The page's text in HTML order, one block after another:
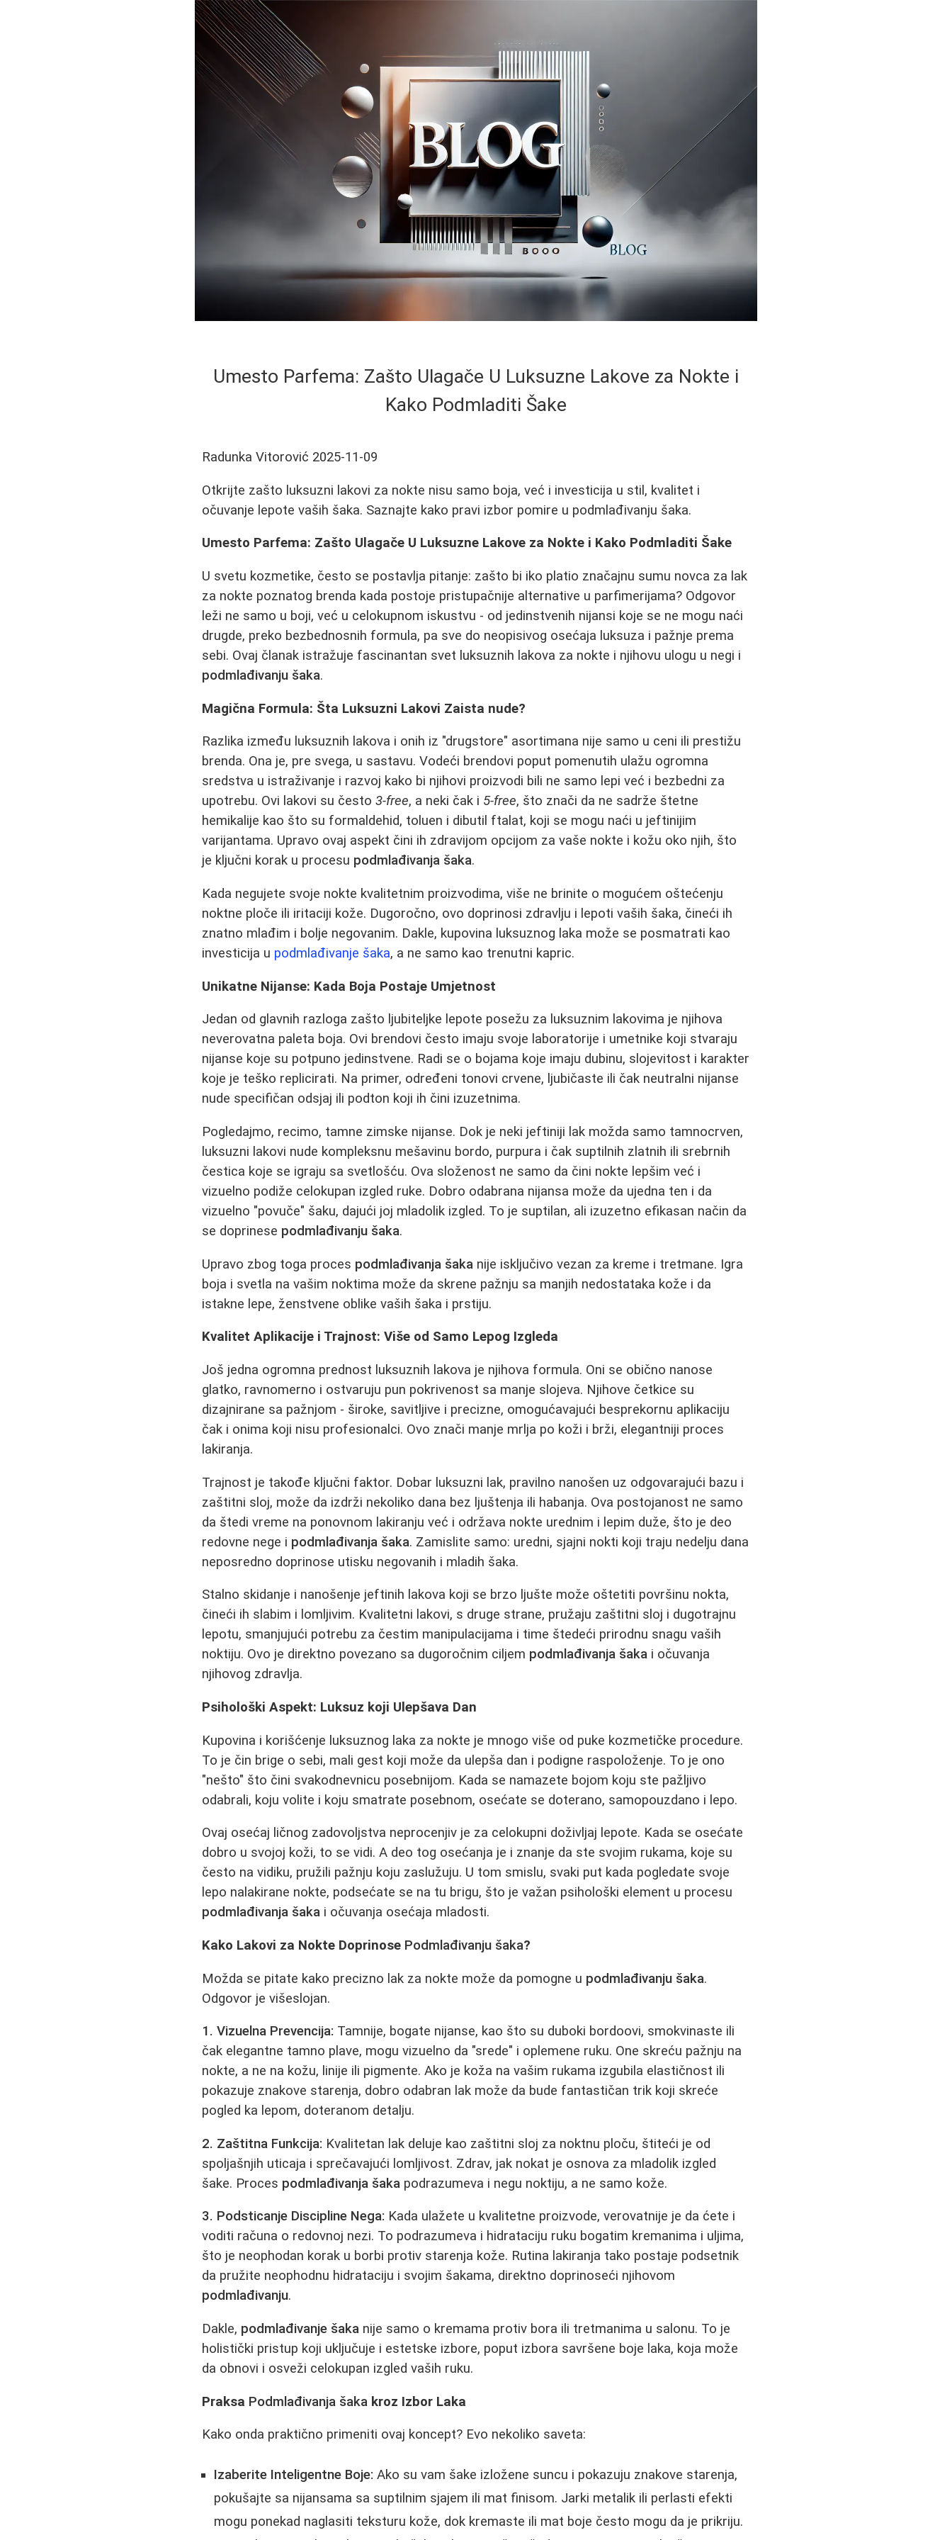
Umesto Parfema: Zašto Ulagače U Luksuzne Lakove za Nokte i
Kako Podmladiti Šake
Radunka Vitorović 2025-11-09
Otkrijte zašto luksuzni lakovi za nokte nisu samo boja, već i investicija u stil, kvalitet i
očuvanje lepote vaših šaka. Saznajte kako pravi izbor pomire u podmlađivanju šaka.
Umesto Parfema: Zašto Ulagače U Luksuzne Lakove za Nokte i Kako Podmladiti Šake
U svetu kozmetike, često se postavlja pitanje: zašto bi iko platio značajnu sumu novca za lak
za nokte poznatog brenda kada postoje pristupačnije alternative u parfimerijama? Odgovor
leži ne samo u boji, već u celokupnom iskustvu - od jedinstvenih nijansi koje se ne mogu naći
drugde, preko bezbednosnih formula, pa sve do neopisivog osećaja luksuza i pažnje prema
sebi. Ovaj članak istražuje fascinantan svet luksuznih lakova za nokte i njihovu ulogu u negi i
podmlađivanju šaka.
Magična Formula: Šta Luksuzni Lakovi Zaista nude?
Razlika između luksuznih lakova i onih iz "drugstore" asortimana nije samo u ceni ili prestižu
brenda. Ona je, pre svega, u sastavu. Vodeći brendovi poput pomenutih ulažu ogromna
sredstva u istraživanje i razvoj kako bi njihovi proizvodi bili ne samo lepi već i bezbedni za
upotrebu. Ovi lakovi su često3-free, a neki čak i 5-free, što znači da ne sadrže štetne
hemikalije kao što su formaldehid, toluen i dibutil ftalat, koji se mogu naći u jeftinijim
varijantama. Upravo ovaj aspekt čini ih zdravijom opcijom za vaše nokte i kožu oko njih, što
je ključni korak u procesu podmlađivanja šaka.
Kada negujete svoje nokte kvalitetnim proizvodima, više ne brinite o mogućem oštećenju
noktne ploče ili iritaciji kože. Dugoročno, ovo doprinosi zdravlju i lepoti vaših šaka, čineći ih
znatno mlađim i bolje negovanim. Dakle, kupovina luksuznog laka može se posmatrati kao
investicija u podmlađivanje šaka, a ne samo kao trenutni kapric.
Unikatne Nijanse: Kada Boja Postaje Umjetnost
Jedan od glavnih razloga zašto ljubiteljke lepote posežu za luksuznim lakovima je njihova
neverovatna paleta boja. Ovi brendovi često imaju svoje laboratorije i umetnike koji stvaraju
nijanse koje su potpuno jedinstvene. Radi se o bojama koje imaju dubinu, slojevitost i karakter
koje je teško replicirati. Na primer, određeni tonovi crvene, ljubičaste ili čak neutralni nijanse
nude specifičan odsjaj ili podton koji ih čini izuzetnima.
Pogledajmo, recimo, tamne zimske nijanse. Dok je neki jeftiniji lak možda samo tamnocrven,
luksuzni lakovi nude kompleksnu mešavinu bordo, purpura i čak suptilnih zlatnih ili srebrnih
čestica koje se igraju sa svetlošću. Ova složenost ne samo da čini nokte lepšim već i
vizuelno podiže celokupan izgled ruke. Dobro odabrana nijansa može da ujedna ten i da
vizuelno "povuče" šaku, dajući joj mladolik izgled. To je suptilan, ali izuzetno efikasan način da
se doprinese podmlađivanju šaka.
Upravo zbog toga proces podmlađivanja šaka nije isključivo vezan za kreme i tretmane. Igra
boja i svetla na vašim noktima može da skrene pažnju sa manjih nedostataka kože i da
istakne lepe, ženstvene oblike vaših šaka i prstiju.
Kvalitet Aplikacije i Trajnost: Više od Samo Lepog Izgleda
Još jedna ogromna prednost luksuznih lakova je njihova formula. Oni se obično nanose
glatko, ravnomerno i ostvaruju pun pokrivenost sa manje slojeva. Njihove četkice su
dizajnirane sa pažnjom - široke, savitljive i precizne, omogućavajući besprekornu aplikaciju
čak i onima koji nisu profesionalci. Ovo znači manje mrlja po koži i brži, elegantniji proces
lakiranja.
Trajnost je takođe ključni faktor. Dobar luksuzni lak, pravilno nanošen uz odgovarajući bazu i
zaštitni sloj, može da izdrži nekoliko dana bez ljuštenja ili habanja. Ova postojanost ne samo
da štedi vreme na ponovnom lakiranju već i održava nokte urednim i lepim duže, što je deo
redovne nege i podmlađivanja šaka. Zamislite samo: uredni, sjajni nokti koji traju nedelju dana
neposredno doprinose utisku negovanih i mladih šaka.
Stalno skidanje i nanošenje jeftinih lakova koji se brzo ljušte može oštetiti površinu nokta,
čineći ih slabim i lomljivim. Kvalitetni lakovi, s druge strane, pružaju zaštitni sloj i dugotrajnu
lepotu, smanjujući potrebu za čestim manipulacijama i time štedeći prirodnu snagu vaših
noktiju. Ovo je direktno povezano sa dugoročnim ciljem podmlađivanja šaka i očuvanja
njihovog zdravlja.
Psihološki Aspekt: Luksuz koji Ulepšava Dan
Kupovina i korišćenje luksuznog laka za nokte je mnogo više od puke kozmetičke procedure.
To je čin brige o sebi, mali gest koji može da ulepša dan i podigne raspoloženje. To je ono
"nešto" što čini svakodnevnicu posebnijom. Kada se namazete bojom koju ste pažljivo
odabrali, koju volite i koju smatrate posebnom, osećate se doterano, samopouzdano i lepo.
Ovaj osećaj ličnog zadovoljstva neprocenjiv je za celokupni doživljaj lepote. Kada se osećate
dobro u svojoj koži, to se vidi. A deo tog osećanja je i znanje da ste svojim rukama, koje su
često na vidiku, pružili pažnju koju zaslužuju. U tom smislu, svaki put kada pogledate svoje
lepo nalakirane nokte, podsećate se na tu brigu, što je važan psihološki element u procesu
podmlađivanja šaka i očuvanja osećaja mladosti.
Kako Lakovi za Nokte Doprinose Podmlađivanju šaka?
Možda se pitate kako precizno lak za nokte može da pomogne u podmlađivanju šaka.
Odgovor je višeslojan.
1. Vizuelna Prevencija: Tamnije, bogate nijanse, kao što su duboki bordoovi, smokvinaste ili
čak elegantne tamno plave, mogu vizuelno da "srede" i oplemene ruku. One skreću pažnju na
nokte, a ne na kožu, linije ili pigmente. Ako je koža na vašim rukama izgubila elastičnost ili
pokazuje znakove starenja, dobro odabran lak može da bude fantastičan trik koji skreće
pogled ka lepom, doteranom detalju.
2. Zaštitna Funkcija: Kvalitetan lak deluje kao zaštitni sloj za noktnu ploču, štiteći je od
spoljašnjih uticaja i sprečavajući lomljivost. Zdrav, jak nokat je osnova za mladolik izgled
šake. Proces podmlađivanja šaka podrazumeva i negu noktiju, a ne samo kože.
3. Podsticanje Discipline Nega: Kada ulažete u kvalitetne proizvode, verovatnije je da ćete i
voditi računa o redovnoj nezi. To podrazumeva i hidrataciju ruku bogatim kremanima i uljima,
što je neophodan korak u borbi protiv starenja kože. Rutina lakiranja tako postaje podsetnik
da pružite neophodnu hidrataciju i svojim šakama, direktno doprinoseći njihovom
podmlađivanju.
Dakle, podmlađivanje šaka nije samo o kremama protiv bora ili tretmanima u salonu. To je
holistički pristup koji uključuje i estetske izbore, poput izbora savršene boje laka, koja može
da obnovi i osveži celokupan izgled vaših ruku.
Praksa Podmlađivanja šaka kroz Izbor Laka
Kako onda praktično primeniti ovaj koncept? Evo nekoliko saveta:
Izaberite Inteligentne Boje: Ako su vam šake izložene suncu i pokazuju znakove starenja,
pokušajte sa nijansama sa suptilnim sjajem ili mat finisom. Jarki metalik ili perlasti efekti
mogu ponekad naglasiti teksturu kože, dok kremaste ili mat boje često mogu da je prikriju.